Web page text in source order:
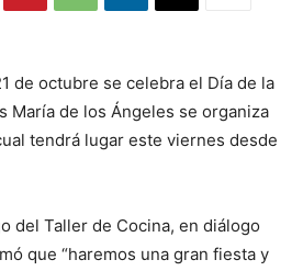
de octubre se celebra el Día de la
María de los Ángeles se organiza
tendrá lugar este viernes desde
del Taller de Cocina, en diálogo
que “haremos una gran fiesta y